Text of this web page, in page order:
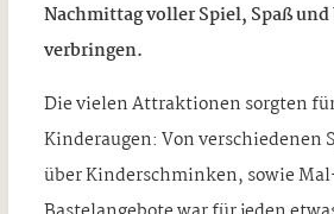
Nachmittag voller Spiel, Spaß
verbringen.
Die vielen Attraktionen sorgten
Kinderaugen: Von verschiedenen
über Kinderschminken, sowie